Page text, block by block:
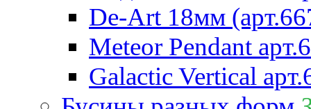
De-Art 18мм
Meteor Pendant
Galactic Vertical